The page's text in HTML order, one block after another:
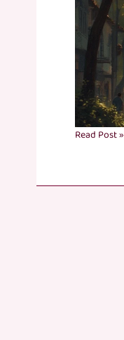
tamil
Read Post »